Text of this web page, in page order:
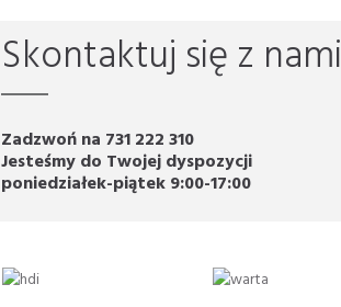
Skontaktuj się z nami
Zadzwoń na 731 222 310
Jesteśmy do Twojej dyspozycji
poniedziałek-piątek 9:00-17:00